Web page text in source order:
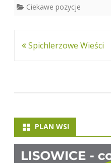
Ciekawe pozycje
Nawigacja
Spichlerzowe Wieści
PLAN WSI